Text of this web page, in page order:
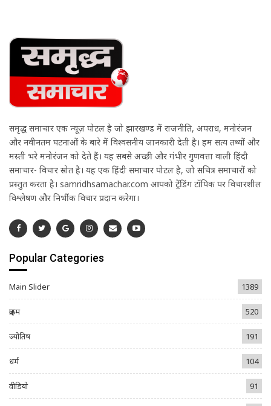
समृद्ध समाचार एक न्यूज़ पोर्टल है जो झारखण्ड में राजनीति, अपराध, मनोरंजन
और नवीनतम घटनाओं के बारे में विश्वसनीय जानकारी देती है। हम सत्य तथ्यों और
मस्ती भरे मनोरंजन को देते हैं। यह सबसे अच्छी और गंभीर गुणवत्ता वाली हिंदी
समाचार- विचार स्रोत है। यह एक हिंदी समाचार पोर्टल है, जो सचित्र समाचारों को
प्रस्तुत करता है। samridhsamachar.com आपको ट्रेंडिंग टॉपिक पर विचारशील
विश्लेषण और निर्भीक विचार प्रदान करेगा।
Popular Categories
Main Slider 1389
क्राइम 520
ज्योतिष 191
धर्म 104
वीडियो 91